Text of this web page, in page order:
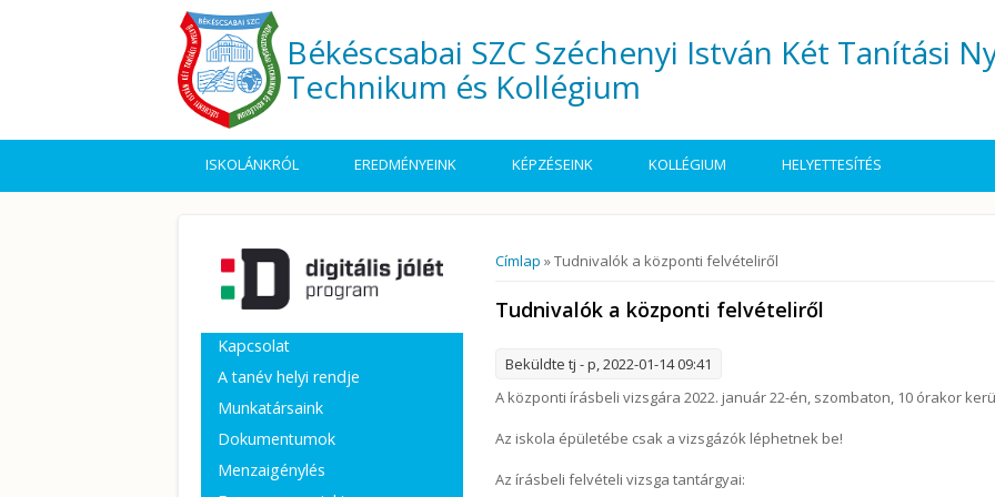
Békéscsabai SZC Széchenyi István Két Tanítási
Technikum és Kollégium
ISKOLÁNKRÓL EREDMÉNYEINK KÉPZÉSEINK KOLLÉGIUM HELYETTESÍTÉS
Jelenlegi hely
Címlap » Tudnivalók a központi felvételiről
Tudnivalók a központi felvételiről
Beküldtetj - p, 2022-01-14 09:41
A központi írásbeli vizsgára 2022. január 22-én, szombaton, 10 órakor
Az iskola épületébe csak a vizsgázók léphetnek be!
Az írásbeli felvételi vizsga tantárgyai:
Kapcsolat
A tanév helyi rendje
Munkatársaink
Dokumentumok
Menzaigénylés